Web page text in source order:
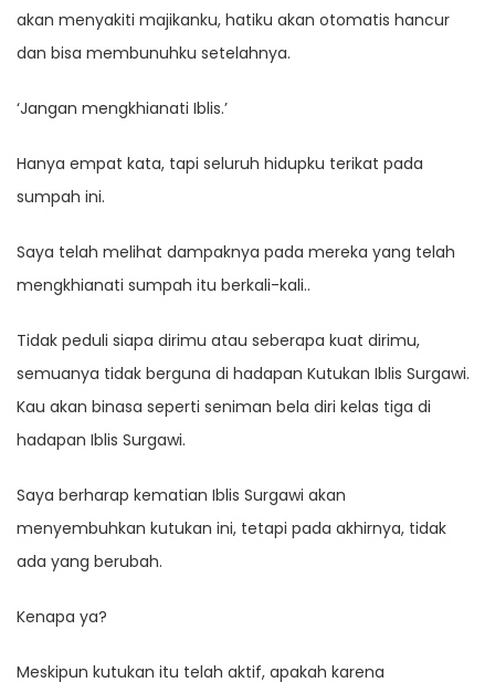
akan menyakiti majikanku, hatiku akan otomatis hancur
dan bisa membunuhku setelahnya.
‘Jangan mengkhianati Iblis.’
Hanya empat kata, tapi seluruh hidupku terikat pada
sumpah ini.
Saya telah melihat dampaknya pada mereka yang telah
mengkhianati sumpah itu berkali-kali..
Tidak peduli siapa dirimu atau seberapa kuat dirimu,
semuanya tidak berguna di hadapan Kutukan Iblis Surgawi.
Kau akan binasa seperti seniman bela diri kelas tiga di
hadapan Iblis Surgawi.
Saya berharap kematian Iblis Surgawi akan
menyembuhkan kutukan ini, tetapi pada akhirnya, tidak
ada yang berubah.
Kenapa ya?
Meskipun kutukan itu telah aktif, apakah karena